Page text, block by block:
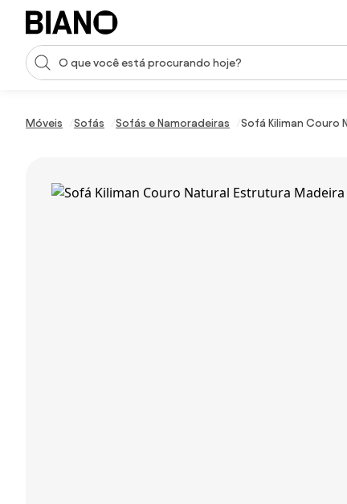
Saltar para o conteúdo
Entrada de pesquisa
Móveis Sofás Sofás e Namoradeiras Sofá Kiliman Couro